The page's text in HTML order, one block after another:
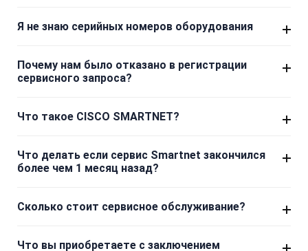
Я не знаю серийных номеров оборудования
Почему нам было отказано в регистрации
сервисного запроса?
Что такое CISCO SMARTNET?
Что делать если сервис Smartnet закончился
более чем 1 месяц назад?
Сколько стоит сервисное обслуживание?
Что вы приобретаете с заключением